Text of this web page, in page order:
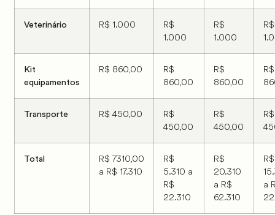
Veterinário R$ 1.000
R$
1.000
R$
1.000
R$
Kit
equipamentos
R$ 860,00
R$
860,00
R$
860,00
R$
Transporte R$ 450,00
R$
450,00
R$
450,00
R$
Total
R$ 7310,00
a R$ 17.310
R$
5.310 a
R$
22.310
R$
20.310
a R$
62.310
R$
a